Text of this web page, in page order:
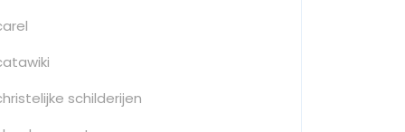
schilderijen